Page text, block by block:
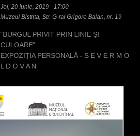
Joi, 20 Iunie, 2019 - 17:00
Muzeul Bistrita, Str. G-ral Grigore Balan, nr. 19
“BURGUL PRIVIT PRIN LINIE ȘI
CULOARE”
EXPOZIȚIA PERSONALĂ - S E V E R M O
L D O V A N